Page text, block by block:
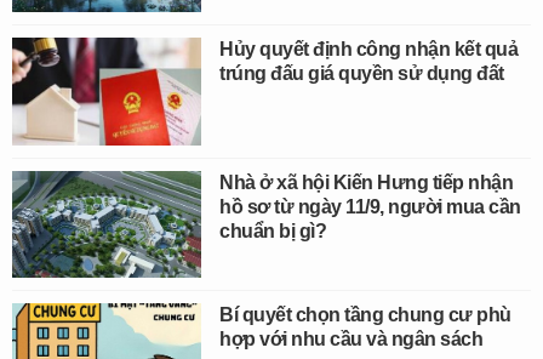
Hủy quyết định công nhận kết quả
trúng đấu giá quyền sử dụng đất
Nhà ở xã hội Kiến Hưng tiếp nhận
hồ sơ từ ngày 11/9, người mua cần
chuẩn bị gì?
Bí quyết chọn tầng chung cư phù
hợp với nhu cầu và ngân sách